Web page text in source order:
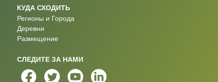
КУДА СХОДИТЬ
Регионы и Города
Деревни
Размещение
СЛЕДИТЕ ЗА НАМИ